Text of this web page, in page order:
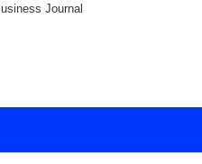
Journal